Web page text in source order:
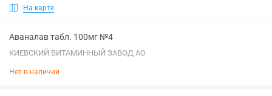
На карте
Аваналав табл. 100мг №4
КИЕВСКИЙ ВИТАМИННЫЙ ЗАВОД АО
Нет в наличии